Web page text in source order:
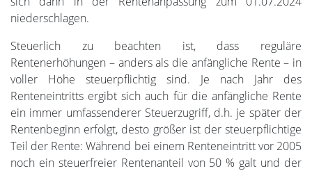
niederschlagen.
Steuerlich zu beachten ist, dass reguläre
Rentenerhöhungen – anders als die anfängliche Rente – in
voller Höhe steuerpflichtig sind. Je nach Jahr des
Renteneintritts ergibt sich auch für die anfängliche Rente
ein immer umfassenderer Steuerzugriff, d.h. je später der
Rentenbeginn erfolgt, desto größer ist der steuerpflichtige
Teil der Rente: Während bei einem Renteneintritt vor 2005
noch ein steuerfreier Rentenanteil von 50 % galt und der